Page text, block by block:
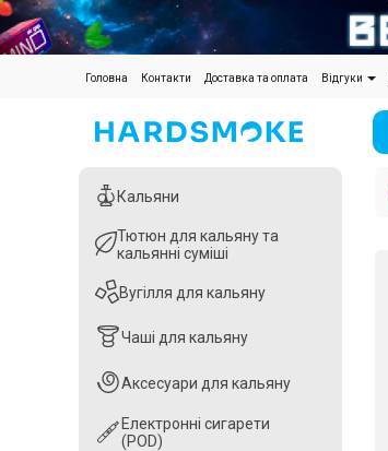
Головна (current)
Контакти Доставка та оплата Відгуки
Кальяни
Тютюн для кальяну та
кальянні суміші
Вугілля для кальяну
Чаші для кальяну
Аксесуари для кальяну
Електронні сигарети
(POD)
Кальяни
Тютюн для кальяну та
кальянні суміші
Вугілля для кальяну
Чаші для кальяну
Аксесуари для кальяну
Електронні сигарети
(POD)